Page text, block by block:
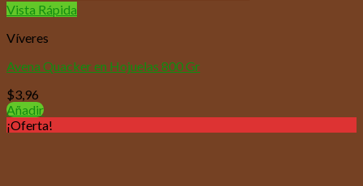
Vista Rápida
Víveres
Avena Quacker en Hojuelas 800 Gr
$3,96
Añadir
¡Oferta!